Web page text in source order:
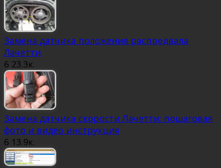
Замена датчика положения распредвала
Лачетти
6 23.3к.
Замена датчика скорости Лачетти: пошаговая
фото и видео инструкция
6 13.9к.